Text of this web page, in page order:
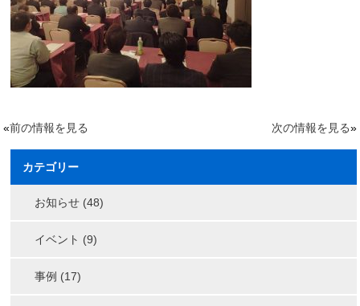
«前の情報を見る 次の情報を見る»
カテゴリー
お知らせ (48)
イベント (9)
事例 (17)